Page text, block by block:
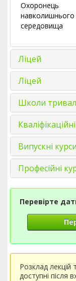
Охоронець
навколишнього
середовища
Ліцей
Ліцей
Школи
Випускні курси
Професійні
Перевірте
Розклад лекцій
доступні після